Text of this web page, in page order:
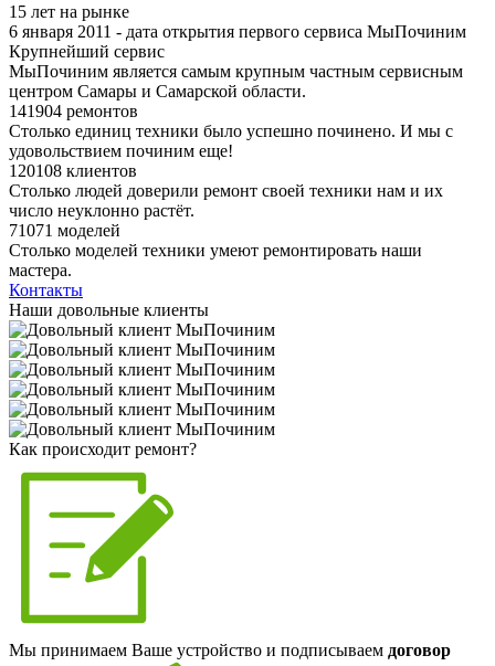
15 лет на рынке
6 января 2011 - дата открытия первого сервиса МыПочиним
Крупнейший сервис
МыПочиним является самым крупным частным сервисным
центром Самары и Самарской области.
141904 ремонтов
Столько единиц техники было успешно починено. И мы с
удовольствием починим еще!
120108 клиентов
Столько людей доверили ремонт своей техники нам и их
число неуклонно растёт.
71071 моделей
Столько моделей техники умеют ремонтировать наши
мастера.
Контакты
Наши довольные клиенты
Как происходит ремонт?
Мы принимаем Ваше устройство и подписываем договор